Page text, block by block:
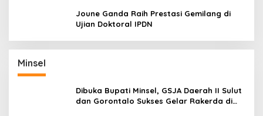
Joune Ganda Raih Prestasi Gemilang di
Ujian Doktoral IPDN
Minsel
Dibuka Bupati Minsel, GSJA Daerah II Sulut
dan Gorontalo Sukses Gelar Rakerda di